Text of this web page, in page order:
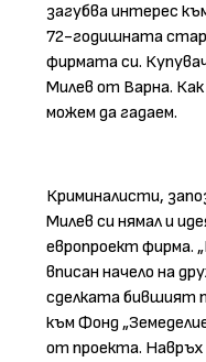
загубва интерес
72-годишната
фирмата си.
Милев от Варна.
можем да гадаем.
Криминалисти,
Милев си нямал и
европроект фирма.
вписан начело на
сделката бившият
към Фонд
от проекта. Навръх